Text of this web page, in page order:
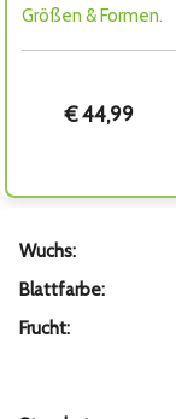
Größen & Formen.
€ 44,99
Wuchs:
Blattfarbe:
Frucht: